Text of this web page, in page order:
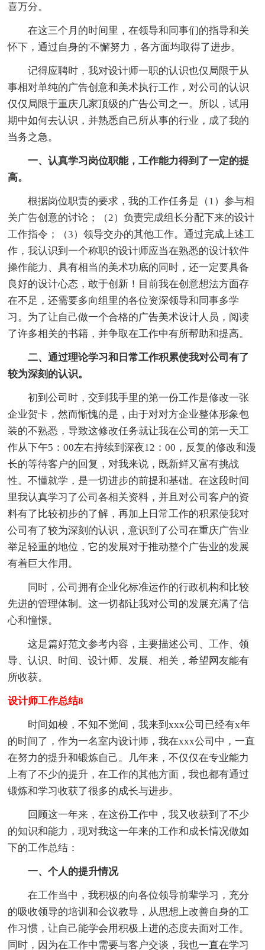
喜万分。
在这三个月的时间里，在领导和同事们的指导和关
怀下，通过自身的'不懈努力，各方面均取得了进步。
记得应聘时，我对设计师一职的认识也仅局限于从
事相对单纯的广告创意和美术执行工作，对公司的认识
仅仅局限于重庆几家顶级的广告公司之一。所以，试用
期中如何去认识，并熟悉自己所从事的行业，成了我的
当务之急。
一、认真学习岗位职能，工作能力得到了一定的提
高。
根据岗位职责的要求，我的工作任务是（1）参与相
关广告创意的讨论；（2）负责完成组长分配下来的设计
工作指令；（3）领导交办的其他工作。通过完成上述工
作，我认识到一个称职的设计师应当在熟悉的设计软件
操作能力、具有相当的美术功底的同时，还一定要具备
良好的设计心态，敢于创新！目前我在创意想法方面存
在不足，还需要多向组里的各位资深领导和同事多学
习。为了让自己做一个合格的广告美术设计人员，阅读
了许多相关的书籍，并争取在工作中有所帮助和提高。
二、通过理论学习和日常工作积累使我对公司有了
较为深刻的认识。
初到公司时，交到我手里的第一份工作是修改一张
企业贺卡，然而惭愧的是，由于对对方企业整体形象包
装的不熟悉，导致这修改任务就让我在公司的第一天工
作从下午5：00左右持续到深夜12：00，反复的修改和漫
长的等待客户的回复，对我来说，既新鲜又富有挑战
性。不懂就学，是一切进步的前提和基础。在这段时间
里我认真学习了公司各相关资料，并且对公司客户的资
料有了比较初步的了解，再加上日常工作的积累使我对
公司有了较为深刻的认识，意识到了公司在重庆广告业
举足轻重的地位，它的发展对于推动整个广告业的发展
有着巨大作用。
同时，公司拥有企业化标准运作的行政机构和比较
先进的管理体制。这一切都让我对公司的发展充满了信
心和憧憬。
这是篇好范文参考内容，主要描述公司、工作、领
导、认识、时间、设计师、发展、相关，希望网友能有
所收获。
设计师工作总结8
时间如梭，不知不觉间，我来到xxx公司已经有x年
的时间了，作为一名室内设计师，我在xxx公司中，一直
在努力的提升和锻炼自己。几年来，不仅仅在专业能力
上有了不少的提升，在工作的其他方面，我也都有通过
锻炼和学习收获了很多的成长与进步。
回顾这一年来，在这份工作中，我又收获到了不少
的知识和能力，现对我这一年来的工作和成长情况做如
下的工作总结：
一、个人的提升情况
在工作当中，我积极的向各位领导前辈学习，充分
的吸收领导的培训和会议教导，从思想上改善自身的工
作习惯，让自己能学会用积极上进的态度去面对工作。
同时，因为在工作中需要与客户交谈，我也一直在学习